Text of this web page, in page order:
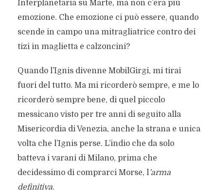
Interplanetaria su Marte, ma non c’era più
emozione. Che emozione ci può essere, quando
scende in campo una mitragliatrice contro dei
tizi in maglietta e calzoncini?
Quando l’Ignis divenne MobilGirgi, mi tirai
fuori del tutto. Ma mi ricorderò sempre, e me lo
ricorderò sempre bene, di quel piccolo
messicano visto per tre anni di seguito alla
Misericordia di Venezia, anche la strana e unica
volta che l’Ignis perse. L’indio che da solo
batteva i varani di Milano, prima che
decidessimo di comprarci Morse, l’arma
definitiva.